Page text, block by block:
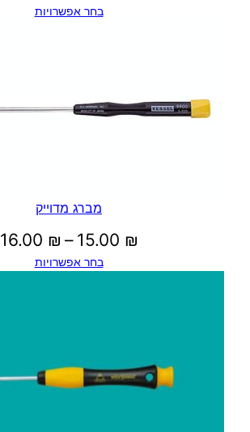
בחר אפשרויות
מברג מדוייק
15.00 ₪
–
16.00 ₪
בחר אפשרויות